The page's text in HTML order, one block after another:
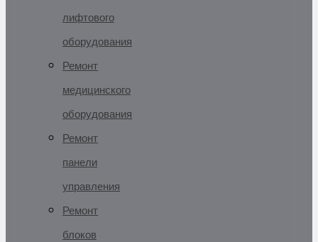
лифтового
оборудования
Ремонт
медицинского
оборудования
Ремонт
панели
управления
Ремонт
блоков